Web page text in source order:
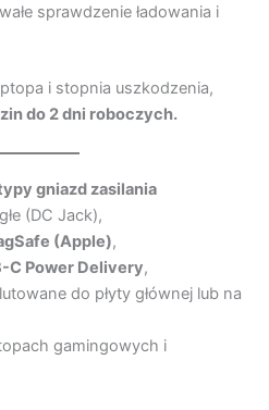
sprawdzenie ładowania i
i stopnia uszkodzenia,
do 2 dni roboczych.
gniazd zasilania
(DC Jack),
(Apple),
C Power Delivery,
do płyty głównej lub na
gamingowych i